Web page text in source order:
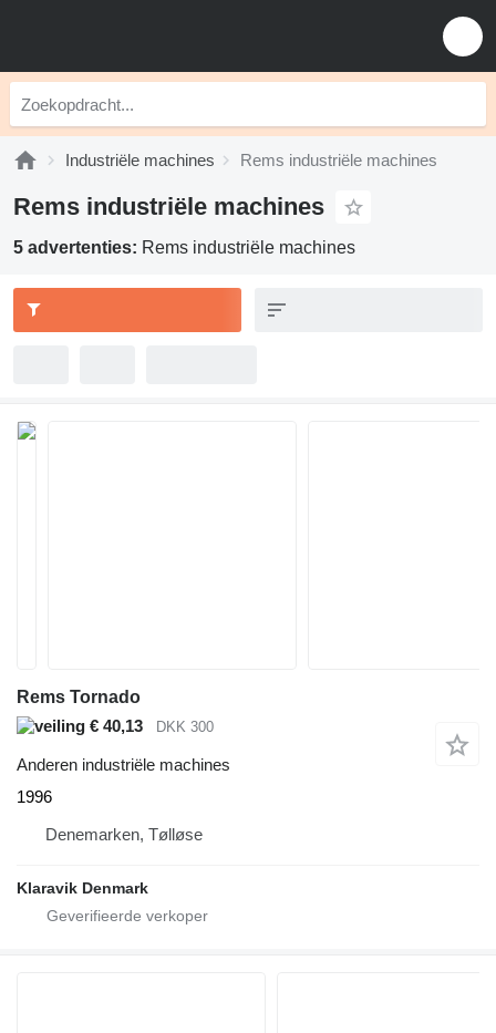
Industriële machines Rems industriële machines
Rems industriële machines
5 advertenties: Rems industriële machines
Rems Tornado
€ 40,13
DKK 300
Anderen industriële machines
1996
Denemarken, Tølløse
Klaravik Denmark